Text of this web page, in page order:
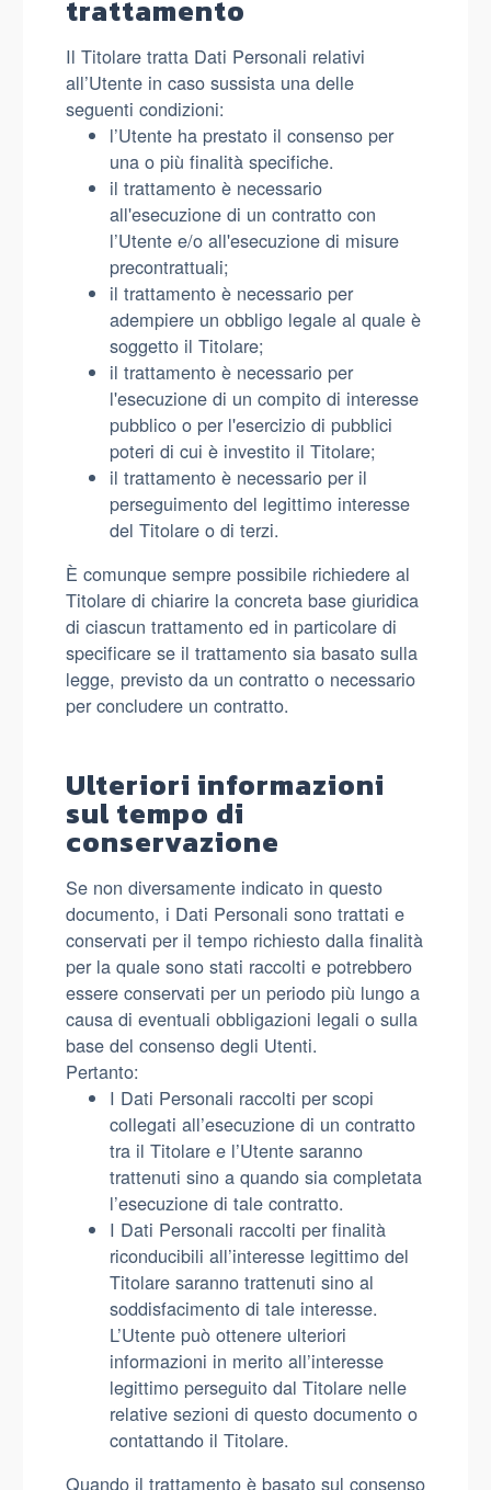
trattamento
Il Titolare tratta Dati Personali relativi
all’Utente in caso sussista una delle
seguenti condizioni:
l’Utente ha prestato il consenso per
una o più finalità specifiche.
il trattamento è necessario
all'esecuzione di un contratto con
l’Utente e/o all'esecuzione di misure
precontrattuali;
il trattamento è necessario per
adempiere un obbligo legale al quale è
soggetto il Titolare;
il trattamento è necessario per
l'esecuzione di un compito di interesse
pubblico o per l'esercizio di pubblici
poteri di cui è investito il Titolare;
il trattamento è necessario per il
perseguimento del legittimo interesse
del Titolare o di terzi.
È comunque sempre possibile richiedere al
Titolare di chiarire la concreta base giuridica
di ciascun trattamento ed in particolare di
specificare se il trattamento sia basato sulla
legge, previsto da un contratto o necessario
per concludere un contratto.
Ulteriori informazioni
sul tempo di
conservazione
Se non diversamente indicato in questo
documento, i Dati Personali sono trattati e
conservati per il tempo richiesto dalla finalità
per la quale sono stati raccolti e potrebbero
essere conservati per un periodo più lungo a
causa di eventuali obbligazioni legali o sulla
base del consenso degli Utenti.
Pertanto:
I Dati Personali raccolti per scopi
collegati all’esecuzione di un contratto
tra il Titolare e l’Utente saranno
trattenuti sino a quando sia completata
l’esecuzione di tale contratto.
I Dati Personali raccolti per finalità
riconducibili all’interesse legittimo del
Titolare saranno trattenuti sino al
soddisfacimento di tale interesse.
L’Utente può ottenere ulteriori
informazioni in merito all’interesse
legittimo perseguito dal Titolare nelle
relative sezioni di questo documento o
contattando il Titolare.
Quando il trattamento è basato sul consenso